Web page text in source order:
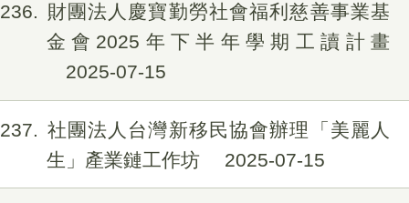
236
財團法人慶寶勤勞社會福利慈善事業基
金會2025年下半年學期工讀計畫
2025-07-15
237
社團法人台灣新移民協會辦理「美麗人
生」產業鏈工作坊
2025-07-15